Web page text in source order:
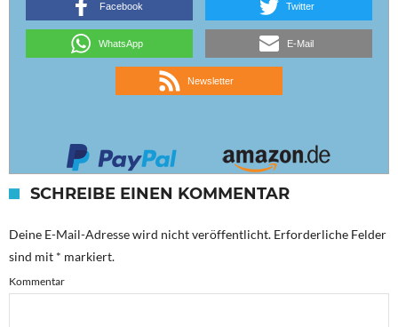
Facebook Twitter
WhatsApp E-Mail
Newsletter
SCHREIBE EINEN KOMMENTAR
Deine E-Mail-Adresse wird nicht veröffentlicht. Erforderliche Felder
sind mit * markiert.
Kommentar